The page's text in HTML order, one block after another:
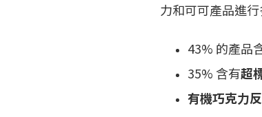
力和可可產品進
43% 的產品
35% 含有超
有機巧克力